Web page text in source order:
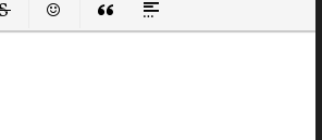
Вставить смайлик
Вставка цитаты
Вставка спойлера